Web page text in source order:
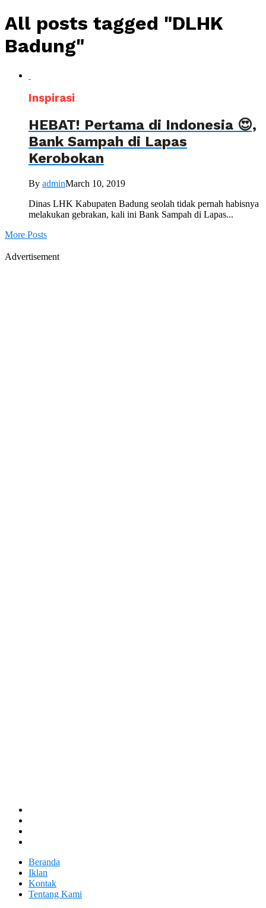
All posts tagged "DLHK
Badung"
Inspirasi
HEBAT! Pertama di Indonesia 😍,
Bank Sampah di Lapas
Kerobokan
By adminMarch 10, 2019
Dinas LHK Kabupaten Badung seolah tidak pernah habisnya
melakukan gebrakan, kali ini Bank Sampah di Lapas...
More Posts
Advertisement
Beranda
Iklan
Kontak
Tentang Kami